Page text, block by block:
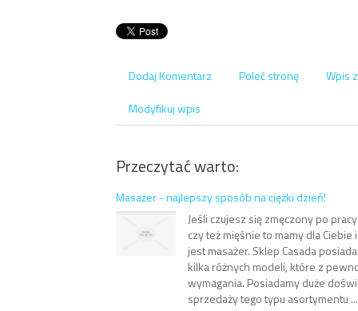
Dodaj Komentarz Poleć stronę
Wpis
Modyfikuj wpis
Przeczytać warto:
Masażer - najlepszy sposób na ciężki dzień!
Jeśli czujesz się zmęczony po
czy też mięśnie to mamy dla
jest masażer. Sklep Casada
kilka różnych modeli, które z
wymagania. Posiadamy duże
sprzedaży tego typu asortymentu ...